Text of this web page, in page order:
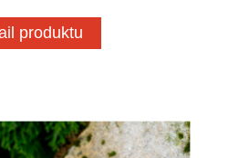
produktu